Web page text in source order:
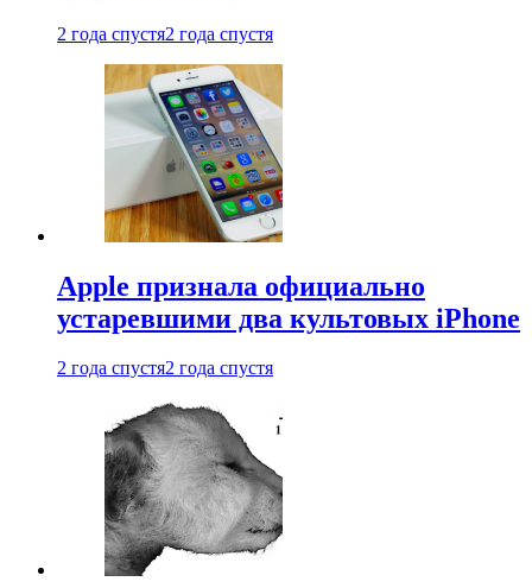
2 года спустя2 года спустя
Apple признала официально
устаревшими два культовых iPhone
2 года спустя2 года спустя